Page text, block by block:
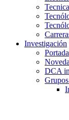
Investigación
Portada
DCA